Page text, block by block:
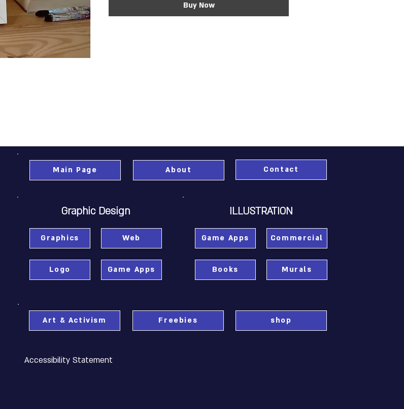
Buy Now
Main Page About Contact
Graphic Design
Graphics Web
Logo Game Apps
ILLUSTRATION
Game Apps Commercial
Books Murals
Art & Activism Freebies shop
Accessibility Statement